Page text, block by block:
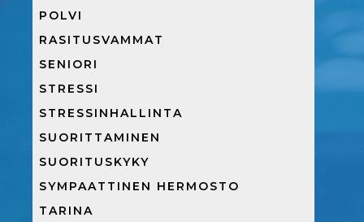
POLVI
RASITUSVAMMAT
SENIORI
STRESSI
STRESSINHALLINTA
SUORITTAMINEN
SUORITUSKYKY
SYMPAATTINEN HERMOSTO
TARINA